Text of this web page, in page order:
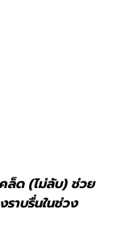
ล็ด (ไม่ลับ) ช่วย
ราบรื่นในช่วง